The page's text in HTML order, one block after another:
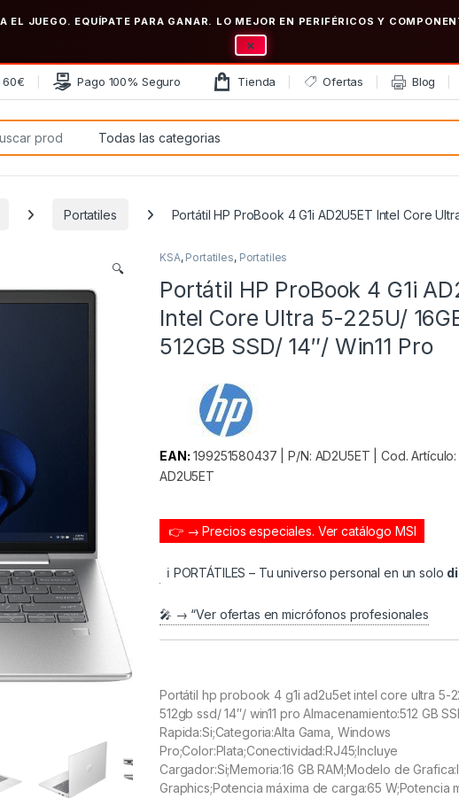
EL JUEGO. EQUÍPATE PARA GANAR. LO MEJOR EN PERIFÉRICOS Y
×
60€ Pago 100% Seguro Tienda Ofertas Blog
de:
Portatiles Portátil HP ProBook 4 G1i AD2U5ET Intel Core
🔍
KSA, Portatiles, Portatiles
Portátil HP ProBook 4 G1i
Intel Core Ultra 5-225U/
512GB SSD/ 14″/ Win11 Pro
EAN: 199251580437 | P/N: AD2U5ET | Cod. Artículo:
AD2U5ET
👉 → Precios especiales. Ver catálogo MSI
ℹ️ PORTÁTILES – Tu universo personal en un solo
🎤 → “Ver ofertas en micrófonos profesionales
Portátil hp probook 4 g1i ad2u5et intel core ultra 5-
512gb ssd/ 14″/ win11 pro Almacenamiento:512 GB
Rapida:Si;Categoria:Alta Gama, Windows
Pro;Color:Plata;Conectividad:RJ45;Incluye
Cargador:Si;Memoria:16 GB RAM;Modelo de
Graphics;Potencia máxima de carga:65 W;Potencia